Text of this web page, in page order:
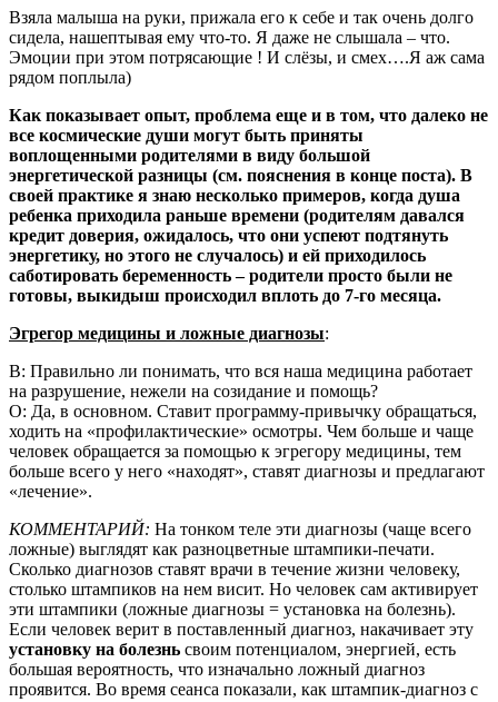
Взяла малыша на руки, прижала его к себе и так очень долго
сидела, нашептывая ему что-то. Я даже не слышала – что.
Эмоции при этом потрясающие ! И слёзы, и смех….Я аж сама
рядом поплыла)
Как показывает опыт, проблема еще и в том, что далеко не
все космические души могут быть приняты
воплощенными родителями в виду большой
энергетической разницы (см. пояснения в конце поста). В
своей практике я знаю несколько примеров, когда душа
ребенка приходила раньше времени (родителям давался
кредит доверия, ожидалось, что они успеют подтянуть
энергетику, но этого не случалось) и ей приходилось
саботировать беременность – родители просто были не
готовы, выкидыш происходил вплоть до 7-го месяца.
Эгрегор медицины и ложные диагнозы:
В: Правильно ли понимать, что вся наша медицина работает
на разрушение, нежели на созидание и помощь?
О: Да, в основном. Ставит программу-привычку обращаться,
ходить на «профилактические» осмотры. Чем больше и чаще
человек обращается за помощью к эгрегору медицины, тем
больше всего у него «находят», ставят диагнозы и предлагают
«лечение».
КОММЕНТАРИЙ: На тонком теле эти диагнозы (чаще всего
ложные) выглядят как разноцветные штампики-печати.
Сколько диагнозов ставят врачи в течение жизни человеку,
столько штампиков на нем висит. Но человек сам активирует
эти штампики (ложные диагнозы = установка на болезнь).
Если человек верит в поставленный диагноз, накачивает эту
установку на болезнь своим потенциалом, энергией, есть
большая вероятность, что изначально ложный диагноз
проявится. Во время сеанса показали, как штампик-диагноз с